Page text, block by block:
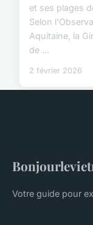
et ses plages
Selon
Aquitaine, la
de ...
2 février 2026
Votre guide pour